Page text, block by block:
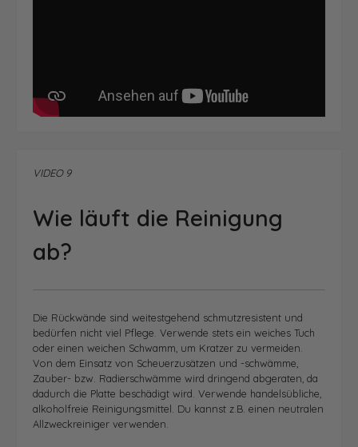
VIDEO 9
Wie läuft die Reinigung
ab?
Die Rückwände sind weitestgehend schmutzresistent und
bedürfen nicht viel Pflege. Verwende stets ein weiches Tuch
oder einen weichen Schwamm, um Kratzer zu vermeiden.
Von dem Einsatz von Scheuerzusätzen und -schwämme,
Zauber- bzw. Radierschwämme wird dringend abgeraten, da
dadurch die Platte beschädigt wird. Verwende handelsübliche,
alkoholfreie Reinigungsmittel. Du kannst z.B. einen neutralen
Allzweckreiniger verwenden.